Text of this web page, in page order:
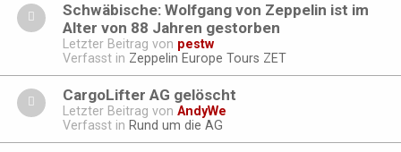
Schwäbische: Wolfgang von Zeppelin ist im
Alter von 88 Jahren gestorben
Letzter Beitrag von pestw
Verfasst in Zeppelin Europe Tours ZET
CargoLifter AG gelöscht
Letzter Beitrag von AndyWe
Verfasst in Rund um die AG